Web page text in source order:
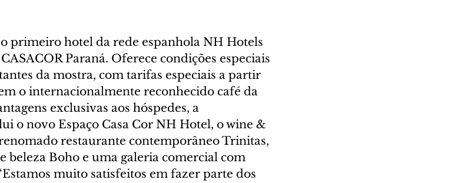
primeiro hotel da rede espanhola NH Hotels
Paraná. Oferece condições especiais
da mostra, com tarifas especiais a partir
o internacionalmente reconhecido café da
exclusivas aos hóspedes, a
o novo Espaço Casa Cor NH Hotel, o wine &
restaurante contemporâneo Trinitas,
beleza Boho e uma galeria comercial com
muito satisfeitos em fazer parte dos